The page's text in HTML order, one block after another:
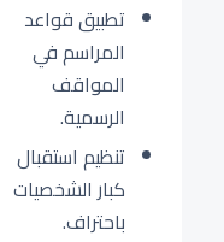
تطبيق قواعد
المراسم في
المواقف
الرسمية.
تنظيم استقبال
كبار الشخصيات
باحتراف.